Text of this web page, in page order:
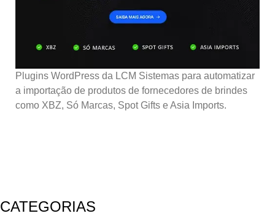
Plugins WordPress da LCM Sistemas para automatizar
a importação de produtos de fornecedores de brindes
como XBZ, Só Marcas, Spot Gifts e Asia Imports.
CATEGORIAS